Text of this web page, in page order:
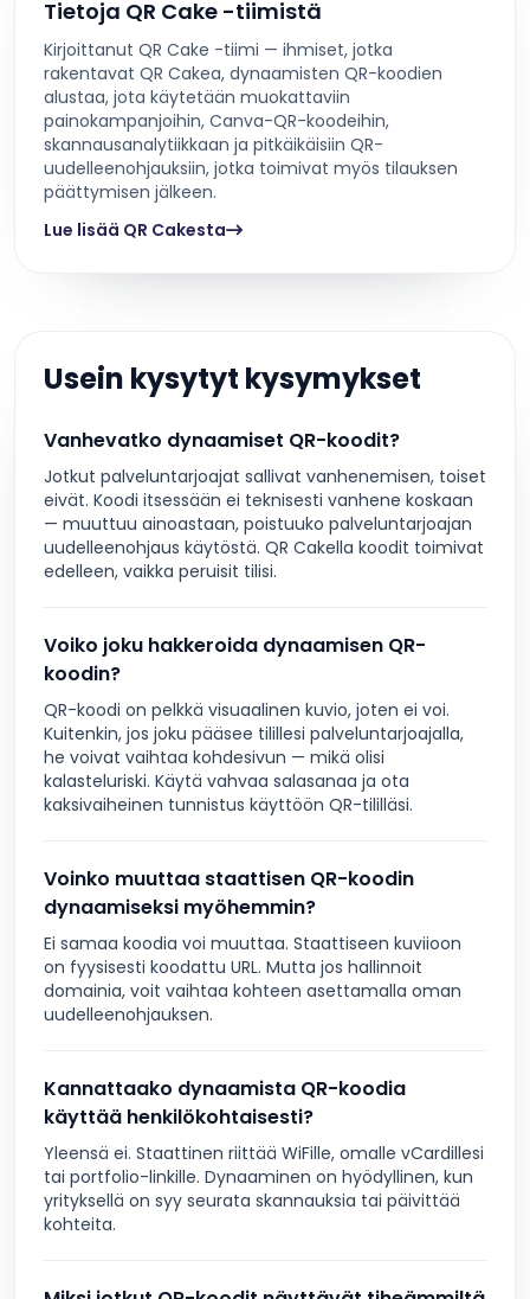
Tietoja QR Cake -tiimistä
Kirjoittanut QR Cake -tiimi — ihmiset, jotka
rakentavat QR Cakea, dynaamisten QR-koodien
alustaa, jota käytetään muokattaviin
painokampanjoihin, Canva-QR-koodeihin,
skannausanalytiikkaan ja pitkäikäisiin QR-
uudelleenohjauksiin, jotka toimivat myös tilauksen
päättymisen jälkeen.
Lue lisää QR Cakesta
Usein kysytyt kysymykset
Vanhevatko dynaamiset QR-koodit?
Jotkut palveluntarjoajat sallivat vanhenemisen, toiset
eivät. Koodi itsessään ei teknisesti vanhene koskaan
— muuttuu ainoastaan, poistuuko palveluntarjoajan
uudelleenohjaus käytöstä. QR Cakella koodit toimivat
edelleen, vaikka peruisit tilisi.
Voiko joku hakkeroida dynaamisen QR-
koodin?
QR-koodi on pelkkä visuaalinen kuvio, joten ei voi.
Kuitenkin, jos joku pääsee tilillesi palveluntarjoajalla,
he voivat vaihtaa kohdesivun — mikä olisi
kalasteluriski. Käytä vahvaa salasanaa ja ota
kaksivaiheinen tunnistus käyttöön QR-tililläsi.
Voinko muuttaa staattisen QR-koodin
dynaamiseksi myöhemmin?
Ei samaa koodia voi muuttaa. Staattiseen kuviioon
on fyysisesti koodattu URL. Mutta jos hallinnoit
domainia, voit vaihtaa kohteen asettamalla oman
uudelleenohjauksen.
Kannattaako dynaamista QR-koodia
käyttää henkilökohtaisesti?
Yleensä ei. Staattinen riittää WiFille, omalle vCardillesi
tai portfolio-linkille. Dynaaminen on hyödyllinen, kun
yrityksellä on syy seurata skannauksia tai päivittää
kohteita.